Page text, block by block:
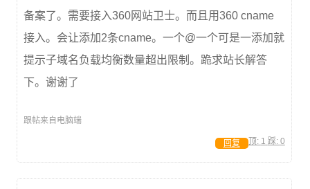
备案了。需要接入360网站卫士。而且用360 cname
接入。会让添加2条cname。一个@一个可是一添加就
提示子域名负载均衡数量超出限制。跪求站长解答
下。谢谢了
跟帖来自电脑端
顶: 1 踩: 0
回复